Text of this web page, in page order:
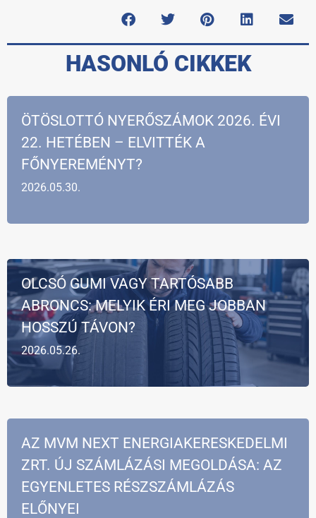
HASONLÓ CIKKEK
2026.05.30.
ÖTÖSLOTTÓ NYERŐSZÁMOK 2026. ÉVI
22. HETÉBEN – ELVITTÉK A
FŐNYEREMÉNYT?
2026.05.26.
OLCSÓ GUMI VAGY TARTÓSABB
ABRONCS: MELYIK ÉRI MEG JOBBAN
HOSSZÚ TÁVON?
AZ MVM NEXT ENERGIAKERESKEDELMI
ZRT. ÚJ SZÁMLÁZÁSI MEGOLDÁSA: AZ
EGYENLETES RÉSZSZÁMLÁZÁS
ELŐNYEI